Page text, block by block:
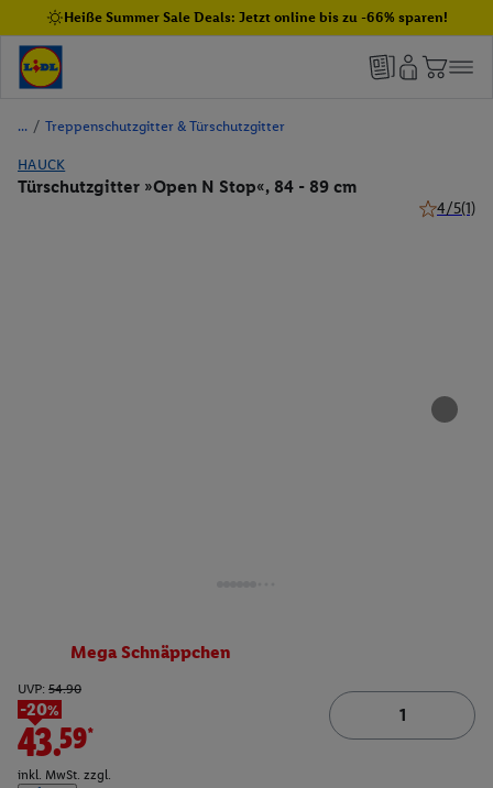
Heiße Summer Sale Deals: Jetzt online bis zu -66% sparen!
/ Treppenschutzgitter & Türschutzgitter
HAUCK
Türschutzgitter »Open N Stop«, 84 - 89 cm
4/5(1)
Mega Schnäppchen
UVP: 54.90
-20%
43.59*
inkl. MwSt. zzgl.